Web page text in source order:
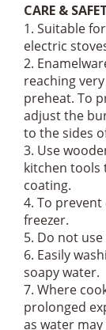
CARE &
1. Suitable
electric
2.
reaching
preheat. To
adjust the
to the sides
3. Use
kitchen tools
coating.
4. To
freezer.
5. Do not
6. Easily
soapy water.
7. Where
prolonged
as water